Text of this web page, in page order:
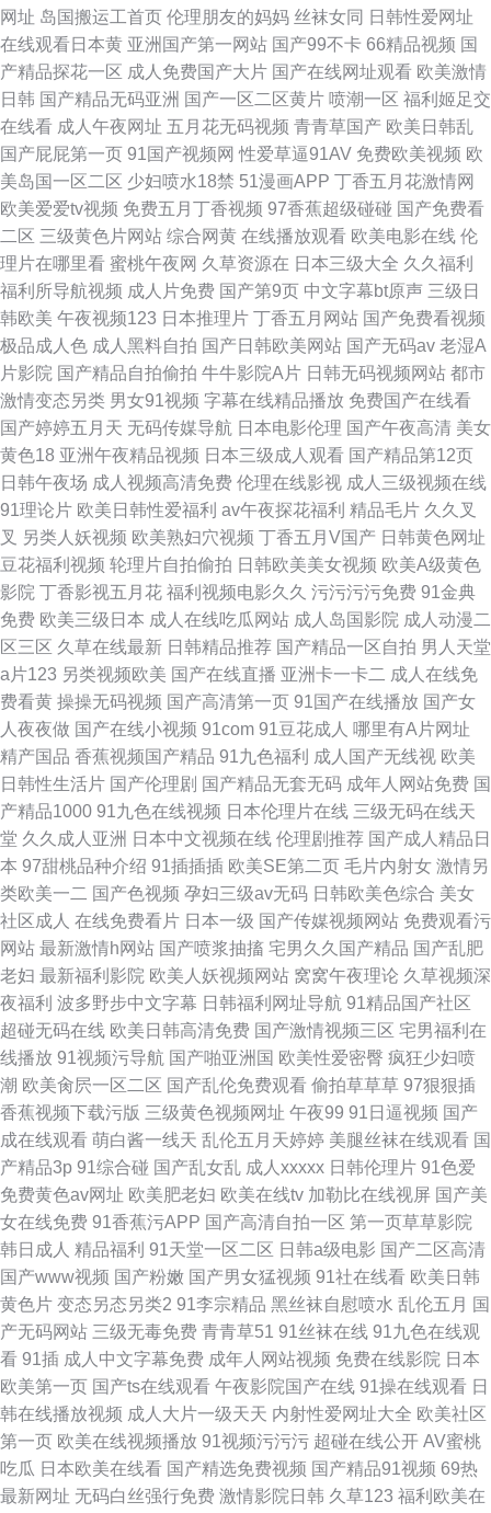
网址 岛国搬运工首页 伦理朋友的妈妈 丝袜女同 日韩性爱网址
在线观看日本黄 亚洲国产第一网站 国产99不卡 66精品视频 国
产精品探花一区 成人免费国产大片 国产在线网址观看 欧美激情
日韩 国产精品无码亚洲 国产一区二区黄片 喷潮一区 福利姬足交
在线看 成人午夜网址 五月花无码视频 青青草国产 欧美日韩乱
国产屁屁第一页 91国产视频网 性爱草逼91AV 免费欧美视频 欧
美岛国一区二区 少妇喷水18禁 51漫画APP 丁香五月花激情网
欧美爱爱tv视频 免费五月丁香视频 97香蕉超级碰碰 国产免费看
二区 三级黄色片网站 综合网黄 在线播放观看 欧美电影在线 伦
理片在哪里看 蜜桃午夜网 久草资源在 日本三级大全 久久福利
福利所导航视频 成人片免费 国产第9页 中文字幕bt原声 三级日
韩欧美 午夜视频123 日本推理片 丁香五月网站 国产免费看视频
极品成人色 成人黑料自拍 国产日韩欧美网站 国产无码av 老湿A
片影院 国产精品自拍偷拍 牛牛影院A片 日韩无码视频网站 都市
激情变态另类 男女91视频 字幕在线精品播放 免费国产在线看
国产婷婷五月天 无码传媒导航 日本电影伦理 国产午夜高清 美女
黄色18 亚洲午夜精品视频 日本三级成人观看 国产精品第12页
日韩午夜场 成人视频高清免费 伦理在线影视 成人三级视频在线
91理论片 欧美日韩性爱福利 av午夜探花福利 精品毛片 久久叉
叉 另类人妖视频 欧美熟妇穴视频 丁香五月V国产 日韩黄色网址
豆花福利视频 轮理片自拍偷拍 日韩欧美美女视频 欧美A级黄色
影院 丁香影视五月花 福利视频电影久久 污污污污免费 91金典
免费 欧美三级日本 成人在线吃瓜网站 成人岛国影院 成人动漫二
区三区 久草在线最新 日韩精品推荐 国产精品一区自拍 男人天堂
a片123 另类视频欧美 国产在线直播 亚洲卡一卡二 成人在线免
费看黄 操操无码视频 国产高清第一页 91国产在线播放 国产女
人夜夜做 国产在线小视频 91com 91豆花成人 哪里有A片网址
精产国品 香蕉视频国产精品 91九色福利 成人国产无线视 欧美
日韩性生活片 国产伦理剧 国产精品无套无码 成年人网站免费 国
产精品1000 91九色在线视频 日本伦理片在线 三级无码在线天
堂 久久成人亚洲 日本中文视频在线 伦理剧推荐 国产成人精品日
本 97甜桃品种介绍 91插插插 欧美SE第二页 毛片内射女 激情另
类欧美一二 国产色视频 孕妇三级av无码 日韩欧美色综合 美女
社区成人 在线免费看片 日本一级 国产传媒视频网站 免费观看污
网站 最新激情h网站 国产喷浆抽搐 宅男久久国产精品 国产乱肥
老妇 最新福利影院 欧美人妖视频网站 窝窝午夜理论 久草视频深
夜福利 波多野步中文字幕 日韩福利网址导航 91精品国产社区
超碰无码在线 欧美日韩高清免费 国产激情视频三区 宅男福利在
线播放 91视频污导航 国产啪亚洲国 欧美性爱密臀 疯狂少妇喷
潮 欧美肏屄一区二区 国产乱伦免费观看 偷拍草草草 97狠狠插
香蕉视频下载污版 三级黄色视频网址 午夜99 91日逼视频 国产
成在线观看 萌白酱一线天 乱伦五月天婷婷 美腿丝袜在线观看 国
产精品3p 91综合碰 国产乱女乱 成人xxxxx 日韩伦理片 91色爱
免费黄色av网址 欧美肥老妇 欧美在线tv 加勒比在线视屏 国产美
女在线免费 91香蕉污APP 国产高清自拍一区 第一页草草影院
韩日成人 精品福利 91天堂一区二区 日韩a级电影 国产二区高清
国产www视频 国产粉嫩 国产男女猛视频 91社在线看 欧美日韩
黄色片 变态另态另类2 91李宗精品 黑丝袜自慰喷水 乱伦五月 国
产无码网站 三级无毒免费 青青草51 91丝袜在线 91九色在线观
看 91插 成人中文字幕免费 成年人网站视频 免费在线影院 日本
欧美第一页 国产ts在线观看 午夜影院国产在线 91操在线观看 日
韩在线播放视频 成人大片一级天天 内射性爱网址大全 欧美社区
第一页 欧美在线视频播放 91视频污污污 超碰在线公开 AV蜜桃
吃瓜 日本欧美在线看 国产精选免费视频 国产精品91视频 69热
最新网址 无码白丝强行免费 激情影院日韩 久草123 福利欧美在